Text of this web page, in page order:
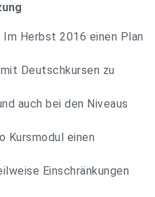
Herbst 2016 einen Plan
Deutschkursen zu
auch bei den Niveaus
Kursmodul einen
Einschränkungen